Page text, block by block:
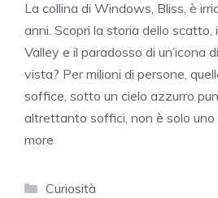
La collina di Windows, Bliss, è
anni. Scopri la storia dello scatto,
Valley e il paradosso di un’icona
vista? Per milioni di persone,
soffice, sotto un cielo azzurro
altrettanto soffici, non è solo uno
more
Categories
Curiosità